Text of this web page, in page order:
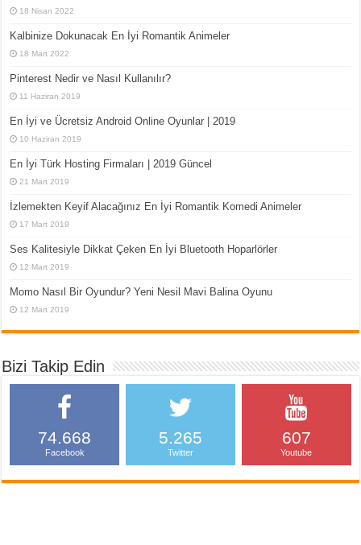
18 Nisan 2022
Kalbinize Dokunacak En İyi Romantik Animeler
18 Mart 2022
Pinterest Nedir ve Nasıl Kullanılır?
11 Haziran 2019
En İyi ve Ücretsiz Android Online Oyunlar | 2019
10 Haziran 2019
En İyi Türk Hosting Firmaları | 2019 Güncel
21 Mart 2019
İzlemekten Keyif Alacağınız En İyi Romantik Komedi Animeler
17 Mart 2019
Ses Kalitesiyle Dikkat Çeken En İyi Bluetooth Hoparlörler
12 Mart 2019
Momo Nasıl Bir Oyundur? Yeni Nesil Mavi Balina Oyunu
12 Mart 2019
Bizi Takip Edin
74.668
Facebook
5.265
Twitter
607
Youtube